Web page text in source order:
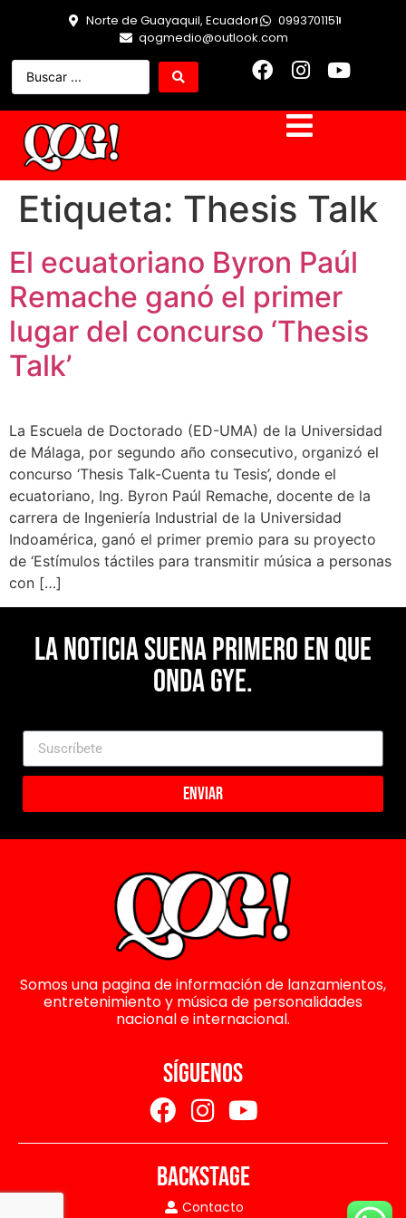
Norte de Guayaquil, Ecuador
0993701151
qogmedio@outlook.com
Etiqueta: Thesis Talk
El ecuatoriano Byron Paúl
Remache ganó el primer
lugar del concurso ‘Thesis
Talk’
La Escuela de Doctorado (ED-UMA) de la Universidad
de Málaga, por segundo año consecutivo, organizó el
concurso ‘Thesis Talk-Cuenta tu Tesis’, donde el
ecuatoriano, Ing. Byron Paúl Remache, docente de la
carrera de Ingeniería Industrial de la Universidad
Indoamérica, ganó el primer premio para su proyecto
de ‘Estímulos táctiles para transmitir música a personas
con […]
La noticia suena primero en Que
Onda Gye.
Enviar
Somos una pagina de información de lanzamientos,
entretenimiento y música de personalidades
nacional e internacional.
SÍGUENOS
BACKSTAGE
Contacto